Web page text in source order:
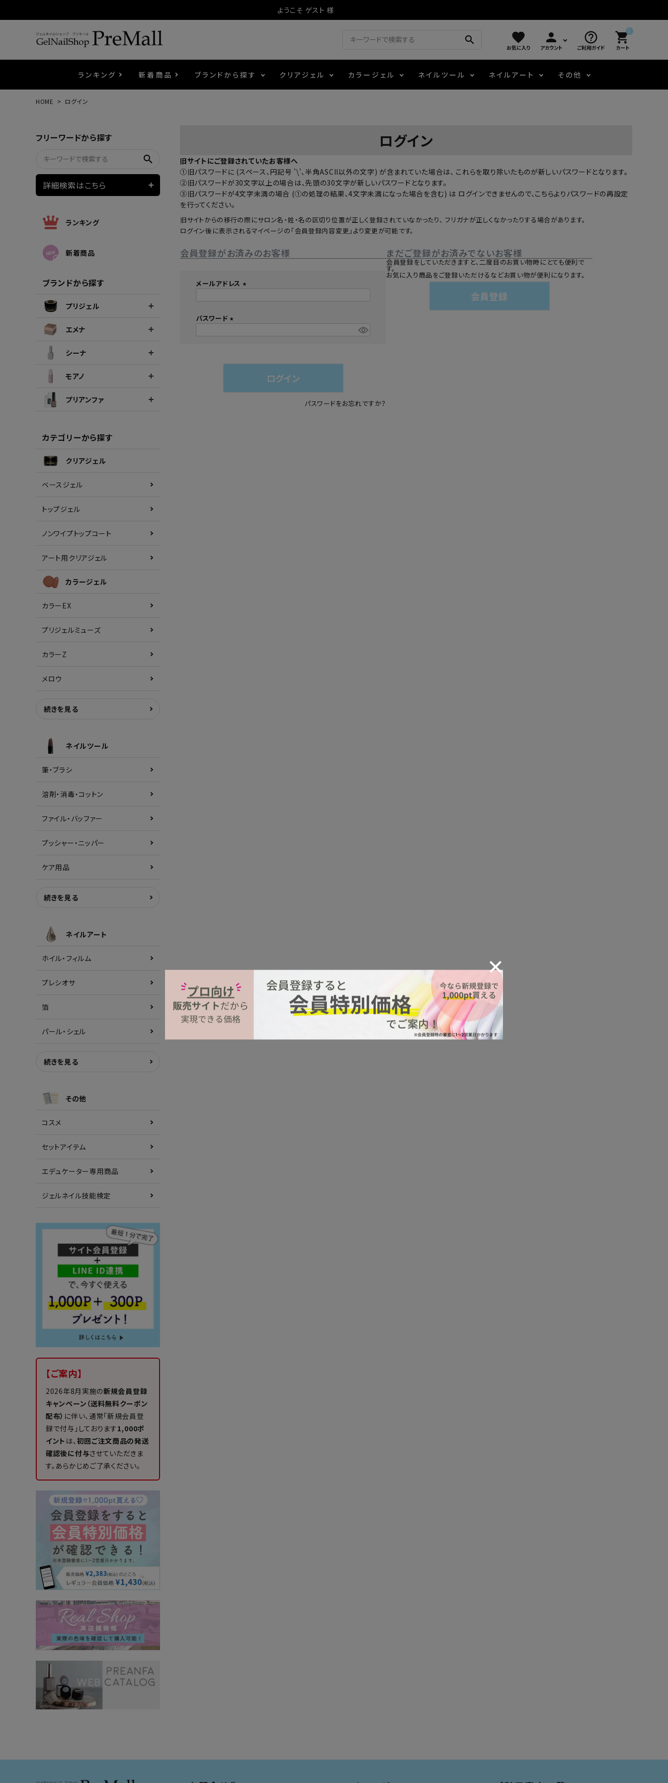
ようこそ ゲスト 様
search favorite
お気に入り
person
アカウント
help_outline
ご利用ガイド
0
shopping_cart
カート
ランキング 新着商品 ブランドから探す クリアジェル カラージェル
マグネティフラッシュジェル
ウェービージェル 3Dクレイジェル テラコッタジェル ニュアンスジェル
ファージェル
ネイルツール
チャート・チップ関連
ネイルマシン LEDライト その他施術アイテム
ネイルアート
レジン・モールド
その他
HOME ログイン
フリーワードから探す
search
詳細検索はこちら
ランキング
新着商品
ブランドから探す
プリジェル
エメナ
シーナ
モアノ
プリアンファ
カテゴリーから探す
クリアジェル
ベースジェル
トップジェル
ノンワイプトップコート
アート用クリアジェル
カラージェル
カラーEX
プリジェルミューズ
カラーZ
メロウ
続きを見る
ネイルツール
筆・ブラシ
溶剤・消毒・コットン
ファイル・バッファー
プッシャー・ニッパー
ケア用品
続きを見る
ネイルアート
ホイル・フィルム
プレシオサ
箔
パール・シェル
続きを見る
その他
コスメ
セットアイテム
エデュケーター専用商品
ジェルネイル技能検定
【ご案内】
2026年8月実施の新規会員登録
キャンペーン（送料無料クーポン
配布） に伴い、通常「新規会員登
録で付与」しております1,000ポ
イント は、初回ご注文商品の発送
確認後に付与させていただきま
す。あらかじめご了承ください。
ログイン
旧サイトにご登録されていたお客様へ
①旧パスワードに (スペース、円記号 '\'、半角ASCII以外の文字) が含まれていた場合は、 これらを取り除いたものが新しいパスワードとなります。
②旧パスワードが30文字以上の場合は、先頭の30文字が新しいパスワードとなります。
③旧パスワードが4文字未満の場合 (①の処理の結果、4文字未満になった場合を含む) は ログインできませんので、こちらよりパスワードの再設定
を行ってください。
旧サイトからの移行の際にサロン名・姓・名の区切り位置が正しく登録されていなかったり、 フリガナが正しくなかったりする場合があります。
ログイン後に表示されるマイページの「会員登録内容変更」より変更が可能です。
会員登録がお済みのお客様
メールアドレス
)
パスワード
ログイン
パスワードをお忘れですか？
まだご登録がお済みでないお客様
会員登録をしていただきますと、二度目のお買い物時にとても便利で
す。
お気に入り商品をご登録いただけるなどお買い物が便利になります。
会員登録